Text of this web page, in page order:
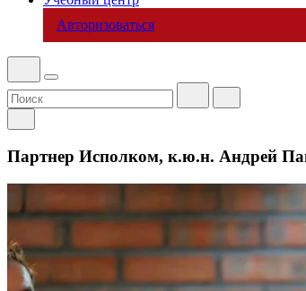
Авторизоваться
Партнер Исполком, к.ю.н. Андрей